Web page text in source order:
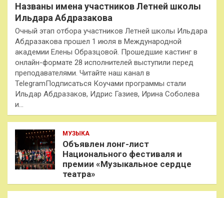
Названы имена участников Летней школы
Ильдара Абдразакова
Очный этап отбора участников Летней школы Ильдара
Абдразакова прошел 1 июля в Международной
академии Елены Образцовой. Прошедшие кастинг в
онлайн-формате 28 исполнителей выступили перед
преподавателями. Читайте наш канал в
TelegramПодписаться Коучами программы стали
Ильдар Абдразаков, Идрис Газиев, Ирина Соболева
и…
МУЗЫКА
Объявлен лонг-лист
Национального фестиваля и
премии «Музыкальное сердце
театра»